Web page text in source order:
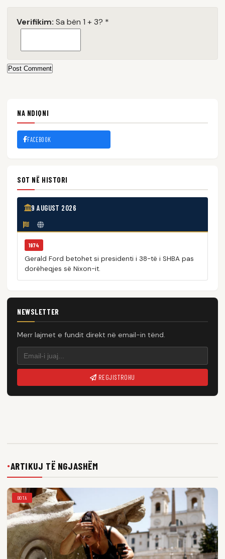
Verifikim: Sa bën 1 + 3? *
Post Comment
NA NDIQNI
FACEBOOK
SOT NË HISTORI
9 AUGUST 2026
1974
Gerald Ford betohet si presidenti i 38-të i SHBA pas
dorëheqjes së Nixon-it.
NEWSLETTER
Merr lajmet e fundit direkt në email-in tënd.
REGJISTROHU
●ARTIKUJ TË NGJASHËM
BOTA